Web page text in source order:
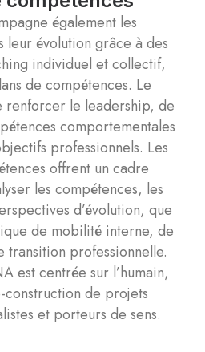
également les
leur évolution grâce à des
individuel et collectif,
de compétences. Le
renforcer le leadership, de
comportementales
professionnels. Les
offrent un cadre
les compétences, les
d’évolution, que
de mobilité interne, de
transition professionnelle.
est centrée sur l’humain,
construction de projets
et porteurs de sens.